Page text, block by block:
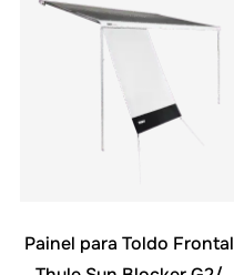
Painel para Toldo Frontal